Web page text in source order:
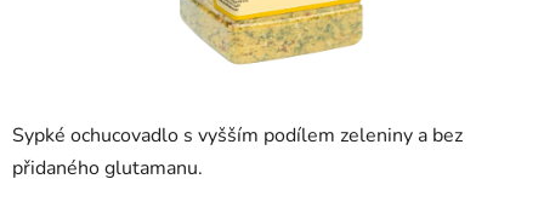
Sypké ochucovadlo s vyšším podílem zeleniny a bez
přidaného glutamanu.